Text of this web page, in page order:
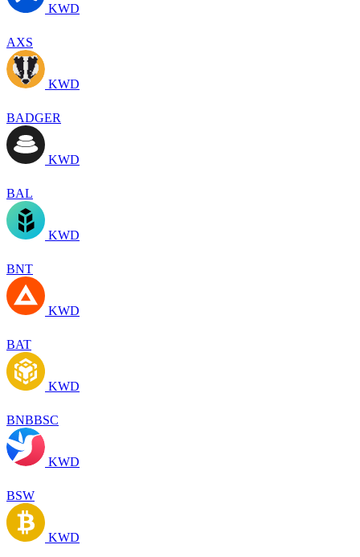
KWD
AXS
KWD
BADGER
KWD
BAL
KWD
BNT
KWD
BAT
KWD
BNBBSC
KWD
BSW
KWD